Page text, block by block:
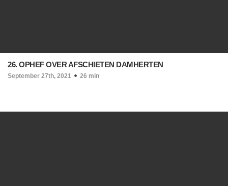
26. OPHEF OVER AFSCHIETEN DAMHERTEN
September 27th, 2021 26 min